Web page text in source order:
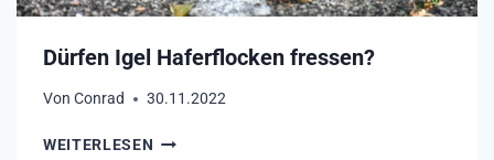
Dürfen Igel Haferflocken fressen?
Von Conrad 30.11.2022
WEITERLESEN